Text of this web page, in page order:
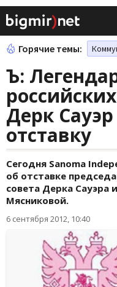
Горячие темы:
Ъ:
Дерк
отставку
Сегодня Sanoma
об отставке
совета Дерка Сауэра
Мясниковой.
6 сентября 2012, 10:40